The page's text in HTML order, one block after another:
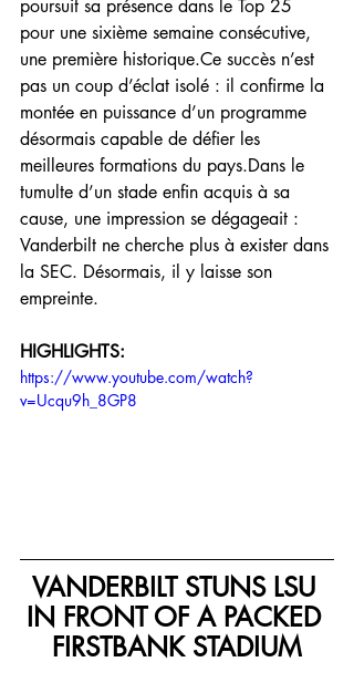
poursuit sa présence dans le Top 25
pour une sixième semaine consécutive,
une première historique.Ce succès n’est
pas un coup d’éclat isolé : il confirme la
montée en puissance d’un programme
désormais capable de défier les
meilleures formations du pays.Dans le
tumulte d’un stade enfin acquis à sa
cause, une impression se dégageait :
Vanderbilt ne cherche plus à exister dans
la SEC. Désormais, il y laisse son
empreinte.
HIGHLIGHTS:
https://www.youtube.com/watch?
v=Ucqu9h_8GP8
VANDERBILT STUNS LSU
IN FRONT OF A PACKED
FIRSTBANK STADIUM